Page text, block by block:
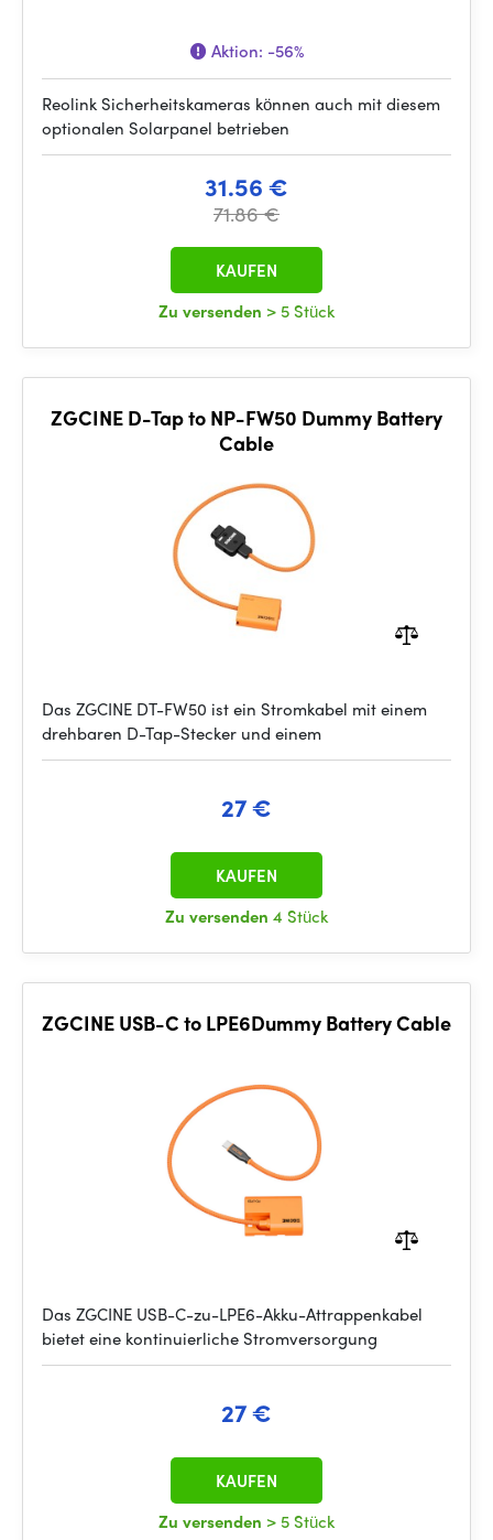
Aktion: -56%
Reolink Sicherheitskameras können auch mit diesem
optionalen Solarpanel betrieben
31.56 €
71.86 €
Zu versenden > 5 Stück
KAUFEN
ZGCINE D-Tap to NP-FW50 Dummy Battery
Cable
Das ZGCINE DT-FW50 ist ein Stromkabel mit einem
drehbaren D-Tap-Stecker und einem
27 €
Zu versenden 4 Stück
KAUFEN
ZGCINE USB-C to LPE6Dummy Battery Cable
Das ZGCINE USB-C-zu-LPE6-Akku-Attrappenkabel
bietet eine kontinuierliche Stromversorgung
27 €
Zu versenden > 5 Stück
KAUFEN